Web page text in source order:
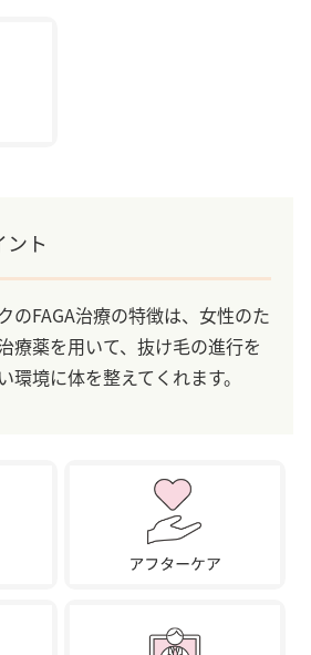
ント
のFAGA治療の特徴は、女性のた
療薬を用いて、抜け毛の進行を
環境に体を整えてくれます。